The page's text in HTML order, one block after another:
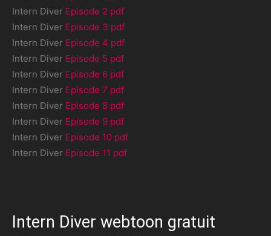
Intern Diver Episode 2 pdf
Intern Diver Episode 3 pdf
Intern Diver Episode 4 pdf
Intern Diver Episode 5 pdf
Intern Diver Episode 6 pdf
Intern Diver Episode 7 pdf
Intern Diver Episode 8 pdf
Intern Diver Episode 9 pdf
Intern Diver Episode 10 pdf
Intern Diver Episode 11 pdf
Intern Diver webtoon gratuit